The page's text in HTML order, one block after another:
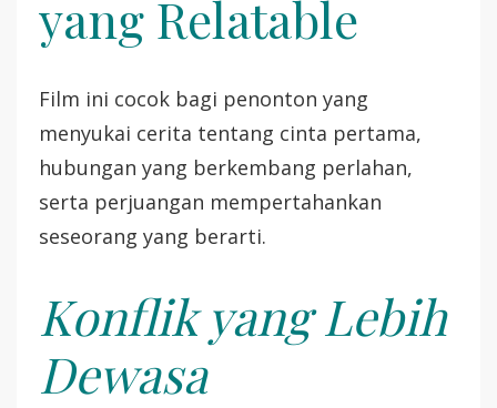
yang Relatable
Film ini cocok bagi penonton yang
menyukai cerita tentang cinta pertama,
hubungan yang berkembang perlahan,
serta perjuangan mempertahankan
seseorang yang berarti.
Konflik yang Lebih
Dewasa